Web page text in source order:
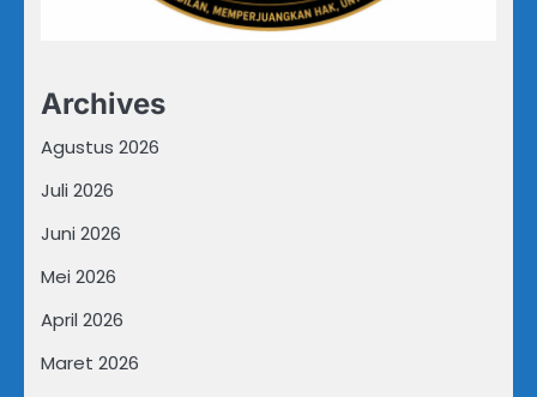
Archives
Agustus 2026
Juli 2026
Juni 2026
Mei 2026
April 2026
Maret 2026